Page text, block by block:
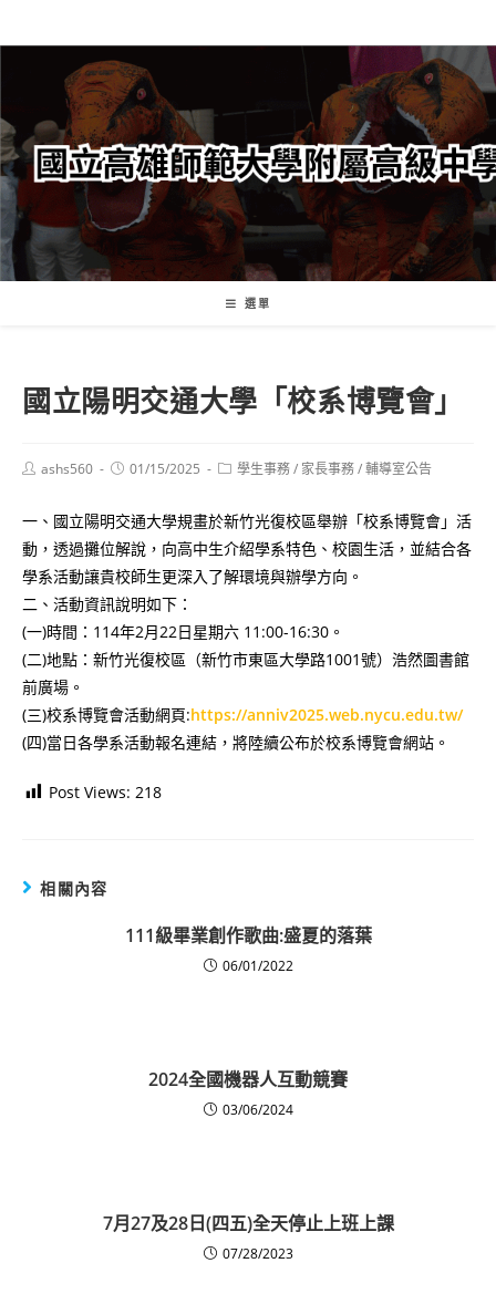
轉
要
內
容
選單
國立陽明交通大學「校系博覽會」
Postashs560
Post01/15/2025
Post學生事務/ 家長事務/輔導室公告
一、國立陽明交通大學規畫於新竹光復校區舉辦「校系博覽會」活
動，透過攤位解說，向高中生介紹學系特色、校園生活，並結合各
學系活動讓貴校師生更深入了解環境與辦學方向。
二、活動資訊說明如下：
(一)時間：114年2月22日星期六 11:00-16:30。
(二)地點：新竹光復校區（新竹市東區大學路1001號）浩然圖書館
前廣場。
(三)校系博覽會活動網頁:https://anniv2025.web.nycu.edu.tw/
(四)當日各學系活動報名連結，將陸續公布於校系博覽會網站。
Post Views: 218
相關內容
111級畢業創作歌曲:盛夏的落葉
06/01/2022
2024全國機器人互動競賽
03/06/2024
7月27及28日(四五)全天停止上班上課
07/28/2023